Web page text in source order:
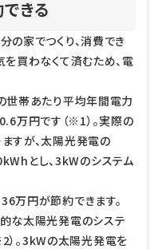
きる
の家でつくり、消費でき
買わなくて済むため、電
世帯あたり平均年間電力
万円です（※1）。実際の
すが、太陽光発電の
とし、3kWのシステム
円が節約できます。
な太陽光発電のシステ
。3kWの太陽光発電を